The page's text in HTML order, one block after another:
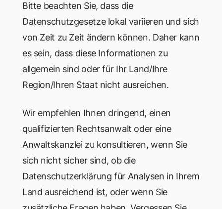
Bitte beachten Sie, dass die
Datenschutzgesetze lokal variieren und sich
von Zeit zu Zeit ändern können. Daher kann
es sein, dass diese Informationen zu
allgemein sind oder für Ihr Land/Ihre
Region/Ihren Staat nicht ausreichen.
Wir empfehlen Ihnen dringend, einen
qualifizierten Rechtsanwalt oder eine
Anwaltskanzlei zu konsultieren, wenn Sie
sich nicht sicher sind, ob die
Datenschutzerklärung für Analysen in Ihrem
Land ausreichend ist, oder wenn Sie